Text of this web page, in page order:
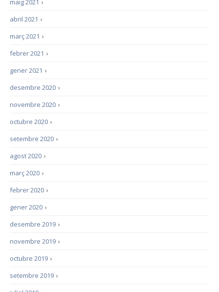
›
maig 2021
›
abril 2021
›
març 2021
›
febrer 2021
›
gener 2021
›
desembre 2020
›
novembre 2020
›
octubre 2020
›
setembre 2020
›
agost 2020
›
març 2020
›
febrer 2020
›
gener 2020
›
desembre 2019
›
novembre 2019
›
octubre 2019
›
setembre 2019